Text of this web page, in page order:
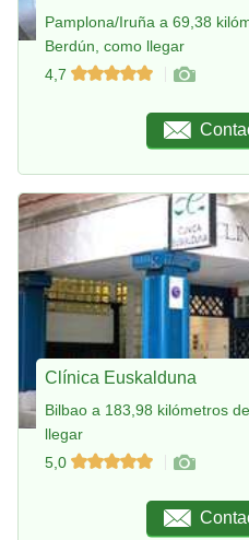
Pamplona/Iruña a 69,38
Berdún, como llegar
4,7
Clínica Euskalduna
Bilbao a 183,98 kilómetros
llegar
5,0